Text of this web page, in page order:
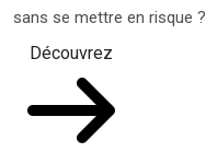
sans se mettre en risque ?
Découvrez